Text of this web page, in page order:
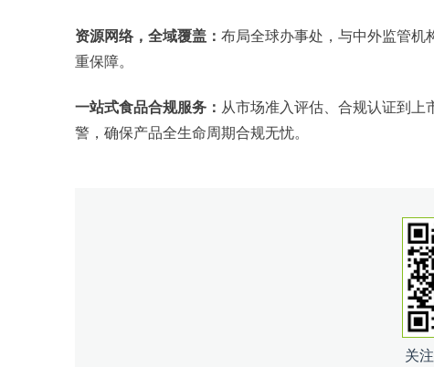
资源网络，全域覆盖： 布局全球办事处，与中外监管机
重保障。
一站式食品合规服务： 从市场准入评估、合规认证到上
警，确保产品全生命周期合规无忧。
关